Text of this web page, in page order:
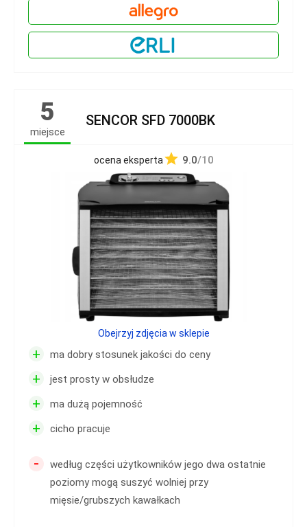
5
miejsce
SENCOR SFD 7000BK
ocena eksperta 9.0/10
+ ma dobry stosunek jakości do ceny
+ jest prosty w obsłudze
+ ma dużą pojemność
+ cicho pracuje
-
według części użytkowników jego dwa ostatnie
poziomy mogą suszyć wolniej przy
mięsie/grubszych kawałkach
Obejrzyj zdjęcia w sklepie